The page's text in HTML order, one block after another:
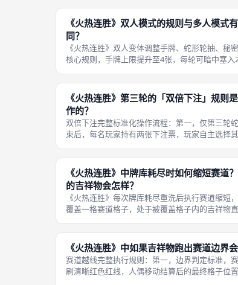
制：第一，秘密塞牌变量，每局玩家投
《火热连胜》双人模式的规则与多人模式
同？
《火热连胜》双人变体调整手牌、蛇形轮抽、秘
核心规则，手牌上限提升至4张，每轮可暗中塞入
道、竞赛、结算基础逻辑与多人标准模式完全统
体没有新增配件、删减机制，仅调
《火热连胜》第三轮的「双倍下注」规则
作的？
双倍下注完整标准化操作流程：第一，仅第三轮
束后，每名玩家持有两张下注票，玩家自主选择
张保持普通倍率；第二，标记方式，将选定双倍
放置在自身下注区上层，区分普通押
《火热连胜》中牌库耗尽时如何缩短赛道
的吉祥物会怎样？
《火热连胜》每次牌库耗尽重洗后执行赛道缩短
覆盖一格赛道格子，处于被覆盖格子内的吉祥物
奖台的速度。赛道缩短完整执行细则：第一，缩
准，赛道每条车道统一将终点边界向前
《火热连胜》中如果吉祥物跑出赛道边界会
赛道越线完整执行规则：第一，边界判定标准，
刷清晰红色红线，人偶移动结算后的最终格子位